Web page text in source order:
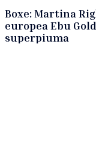
Boxe: Martina
europea Ebu
superpiuma